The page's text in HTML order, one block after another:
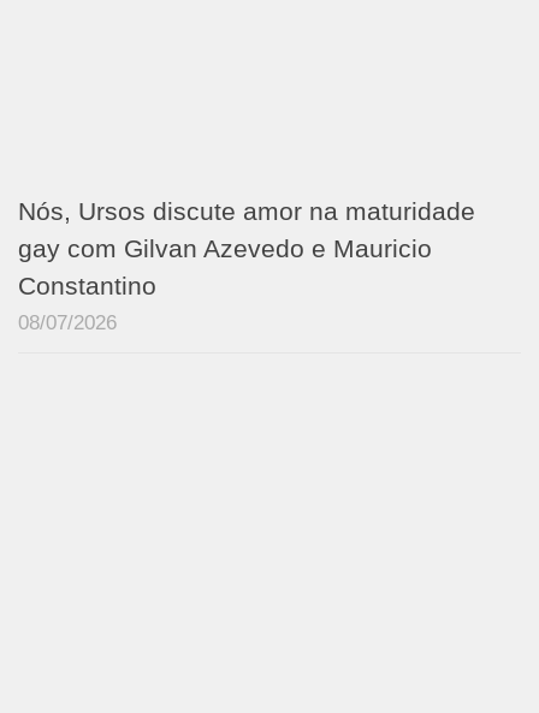
Nós, Ursos discute amor na maturidade
gay com Gilvan Azevedo e Mauricio
Constantino
08/07/2026